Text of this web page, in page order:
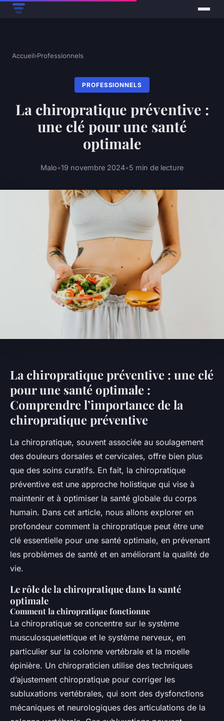
Accueil›Professionnels
PROFESSIONNELS
La chiropratique préventive :
une clé pour une santé
optimale
Malo•19 novembre 2024•5 min de lecture
La chiropratique préventive : une clé
pour une santé optimale :
Comprendre l’importance de la
chiropratique préventive
La chiropratique, souvent associée au soulagement
des douleurs dorsales et cervicales, offre bien plus
que des soins curatifs. En fait, la chiropratique
préventive est une approche holistique qui vise à
maintenir et à optimiser la santé globale du corps
humain. Dans cet article, nous allons explorer en
profondeur comment la chiropratique peut être une
clé essentielle pour une santé optimale, en prévenant
les problèmes de santé et en améliorant la qualité de
vie.
Le rôle de la chiropratique dans la santé
optimale
Comment la chiropratique fonctionne
La chiropratique se concentre sur le système
musculosquelettique et le système nerveux, en
particulier sur la colonne vertébrale et la moelle
épinière. Un chiropraticien utilise des techniques
d’ajustement chiropratique pour corriger les
subluxations vertébrales, qui sont des dysfonctions
mécaniques et neurologiques des articulations de la